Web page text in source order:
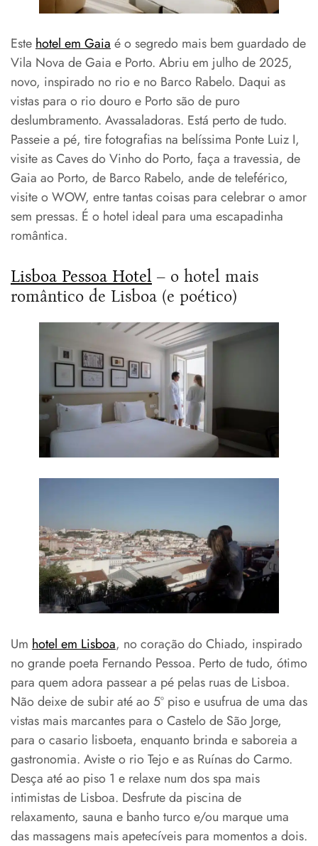
Este hotel em Gaia é o segredo mais bem guardado de
Vila Nova de Gaia e Porto. Abriu em julho de 2025,
novo, inspirado no rio e no Barco Rabelo. Daqui as
vistas para o rio douro e Porto são de puro
deslumbramento. Avassaladoras. Está perto de tudo.
Passeie a pé, tire fotografias na belíssima Ponte Luiz I,
visite as Caves do Vinho do Porto, faça a travessia, de
Gaia ao Porto, de Barco Rabelo, ande de teleférico,
visite o WOW, entre tantas coisas para celebrar o amor
sem pressas. É o hotel ideal para uma escapadinha
romântica.
Lisboa Pessoa Hotel – o hotel mais
romântico de Lisboa (e poético)
Um hotel em Lisboa, no coração do Chiado, inspirado
no grande poeta Fernando Pessoa. Perto de tudo, ótimo
para quem adora passear a pé pelas ruas de Lisboa.
Não deixe de subir até ao 5º piso e usufrua de uma das
vistas mais marcantes para o Castelo de São Jorge,
para o casario lisboeta, enquanto brinda e saboreia a
gastronomia. Aviste o rio Tejo e as Ruínas do Carmo.
Desça até ao piso 1 e relaxe num dos spa mais
intimistas de Lisboa. Desfrute da piscina de
relaxamento, sauna e banho turco e/ou marque uma
das massagens mais apetecíveis para momentos a dois.